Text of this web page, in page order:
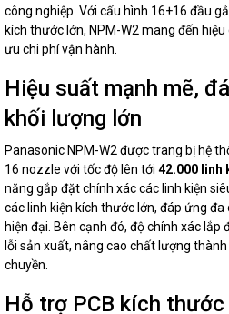
công nghiệp. Với cấu hình 16+16 đầu
kích thước lớn, NPM-W2 mang đến
ưu chi phí vận hành.
Hiệu suất mạnh mẽ,
khối lượng lớn
Panasonic NPM-W2 được trang bị hệ
16 nozzle với tốc độ lên tới 42.000 linh
năng gắp đặt chính xác các linh kiện
các linh kiện kích thước lớn, đáp ứng
hiện đại. Bên cạnh đó, độ chính xác lắp
lỗi sản xuất, nâng cao chất lượng
chuyền.
Hỗ trợ PCB kích